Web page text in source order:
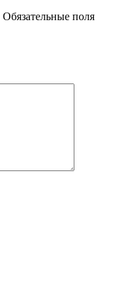
Обязательные поля